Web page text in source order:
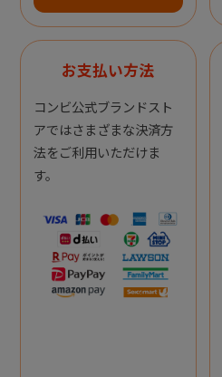
お支払い方法
コンビ公式ブランドスト
アではさまざまな決済方
法をご利用いただけま
す。